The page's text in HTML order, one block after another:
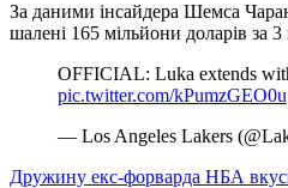
За даними інсайдера Шемса
шалені 165 мільйони доларів за 3
OFFICIAL: Luka extends
pic.twitter.com/kPumzGEO0u
— Los Angeles Lakers
Дружину екс-форварда НБА